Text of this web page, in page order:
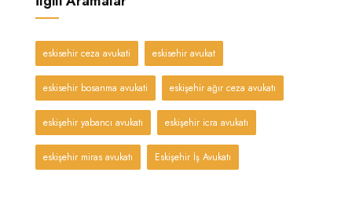
eskisehir ceza avukati eskisehir avukat
eskisehir bosanma avukati eskişehir ağır ceza avukatı
eskişehir yabancı avukatı eskişehir icra avukatı
eskişehir miras avukatı Eskişehir İş Avukatı